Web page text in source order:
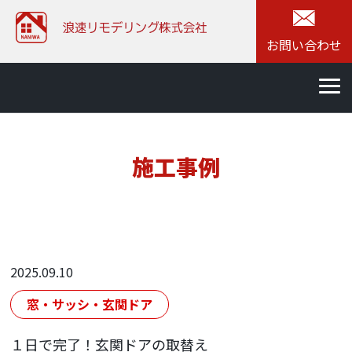
お問い合わせ
施工事例
2025.09.10
窓・サッシ・玄関ドア
１日で完了！玄関ドアの取替え